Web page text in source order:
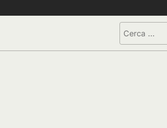
Ricerca
per: